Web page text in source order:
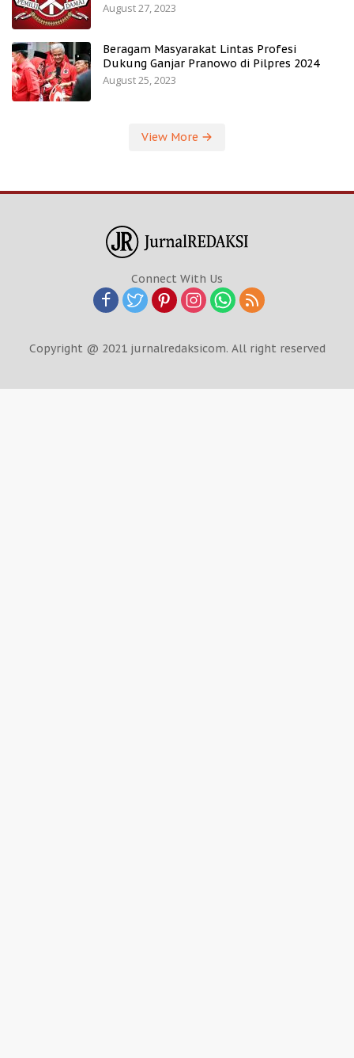
August 27, 2023
Beragam Masyarakat Lintas Profesi
Dukung Ganjar Pranowo di Pilpres 2024
August 25, 2023
View More
Connect With Us
Copyright @ 2021 jurnalredaksicom. All right reserved